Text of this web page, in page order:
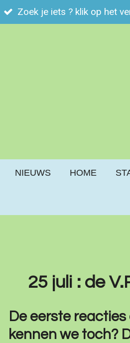
Zoek je iets ? klik op het
NIEUWS HOME
25 juli : de
De eerste
kennen we toch?